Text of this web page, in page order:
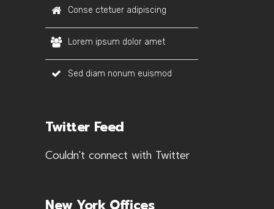
Conse ctetuer adipiscing
Lorem ipsum dolor amet
Sed diam nonum euismod
Twitter Feed
Couldn't connect with Twitter